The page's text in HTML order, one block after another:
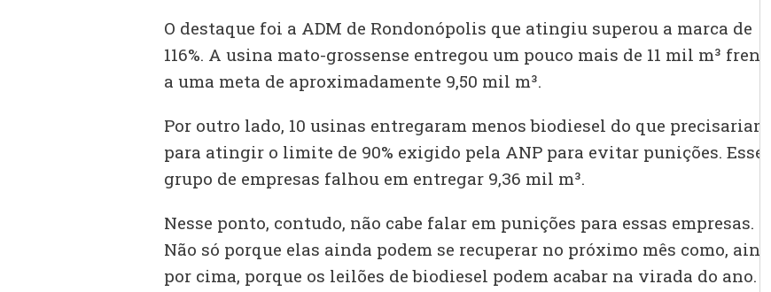
O destaque foi a ADM de Rondonópolis que atingiu superou a marca de
116%. A usina mato-grossense entregou um pouco mais de 11 mil m³ frente
a uma meta de aproximadamente 9,50 mil m³.
Por outro lado, 10 usinas entregaram menos biodiesel do que precisariam
para atingir o limite de 90% exigido pela ANP para evitar punições. Esse
grupo de empresas falhou em entregar 9,36 mil m³.
Nesse ponto, contudo, não cabe falar em punições para essas empresas.
Não só porque elas ainda podem se recuperar no próximo mês como, ainda
por cima, porque os leilões de biodiesel podem acabar na virada do ano.